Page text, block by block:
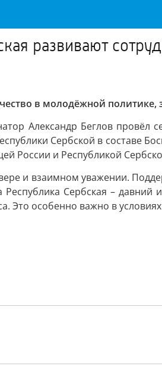
развивают
в молодёжной
Александр Беглов провёл
Сербской в составе
России и Республикой
и взаимном уважении.
Республика Сербская –
особенно важно в